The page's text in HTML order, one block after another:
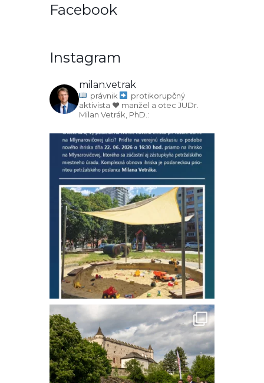
Facebook
Instagram
milan.vetrak
právnik
protikorupčný
aktivista ♥️ manžel a otec JUDr.
Milan Vetrák, PhD.: